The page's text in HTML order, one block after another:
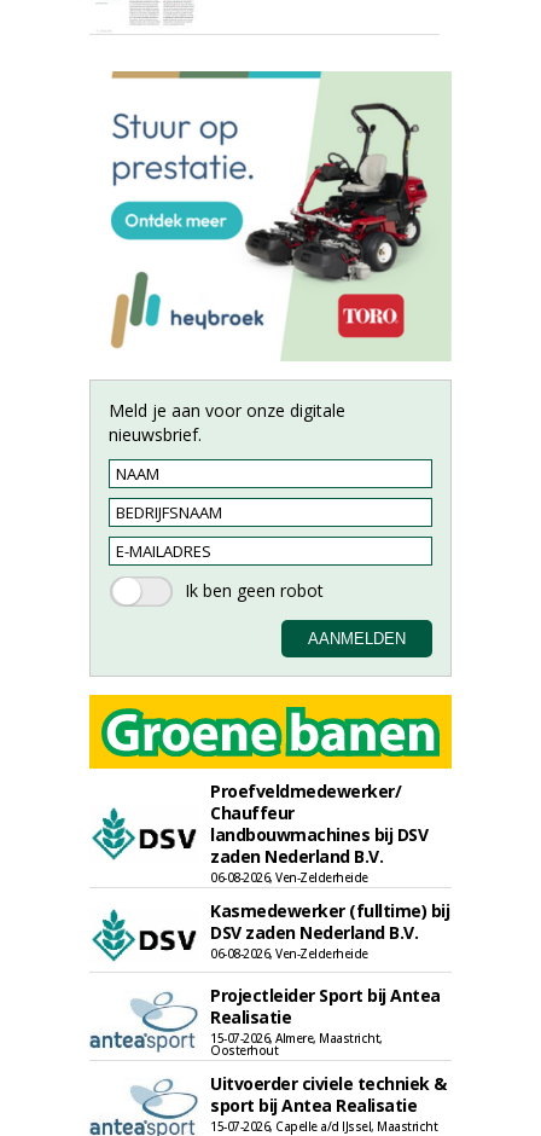
Meld je aan voor onze digitale
nieuwsbrief.
Proefveldmedewerker/
Chauffeur
landbouwmachines bij DSV
zaden Nederland B.V.
06-08-2026, Ven-Zelderheide
Kasmedewerker (fulltime) bij
DSV zaden Nederland B.V.
06-08-2026, Ven-Zelderheide
Projectleider Sport bij Antea
Realisatie
15-07-2026, Almere, Maastricht,
Oosterhout
Uitvoerder civiele techniek &
sport bij Antea Realisatie
15-07-2026, Capelle a/d IJssel, Maastricht